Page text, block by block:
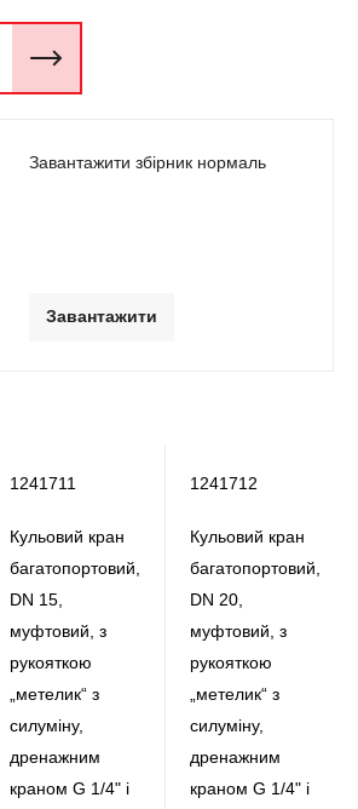
Завантажити збірник нормаль
Завантажити
1241711 1241712
Кульовий кран
багатопортовий,
DN 15,
муфтовий, з
рукояткою
„метелик“ з
силуміну,
дренажним
краном G 1/4" і
Кульовий кран
багатопортовий,
DN 20,
муфтовий, з
рукояткою
„метелик“ з
силуміну,
дренажним
краном G 1/4" і